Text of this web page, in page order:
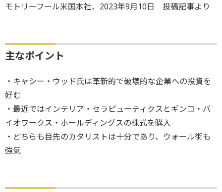
モトリーフール米国本社、2023年9月10日 投稿記事より
主なポイント
・キャシー・ウッド氏は革新的で破壊的な企業への投資を
好む
・最近ではインテリア・セラピューティクスとギンコ・バ
イオワークス・ホールディングスの株式を購入
・どちらも目先のカタリストは十分であり、ウォール街も
強気